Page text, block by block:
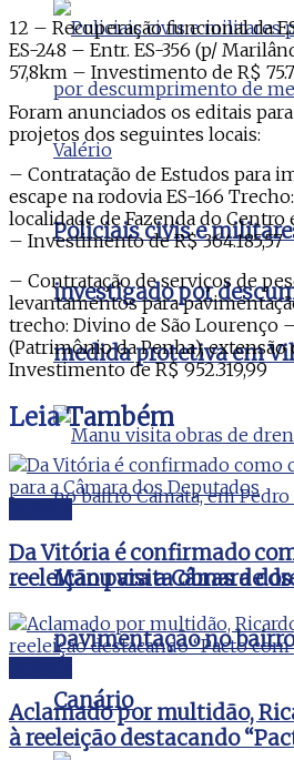
Policiais civis e
investigado por
medida protetiva em
Manu visita obras de
pavimentação no
Canário
12 – Recuperação funcional da
ES-248 – Entr. ES-356 (p/
57,8km – Investimento de R$
Foram anunciados os editais
projetos dos seguintes locais:
– Contratação de Estudos para
escape na rodovia ES-166
localidade de Fazenda do Centro
– Investimento de R$ 364.185,57
– Contratação de serviços de
levantamentos para
trecho: Divino de São Lourenço
(Patrimônio da Penha), extensão
Investimento de R$ 952.319,99
LeiaTambém
Da Vitória é confirmado
reeleição para a Câmara
Aclamado por multidão,
à reeleição destacando